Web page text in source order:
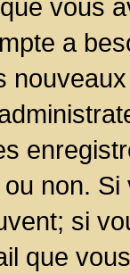
vous
a
non.
si
que